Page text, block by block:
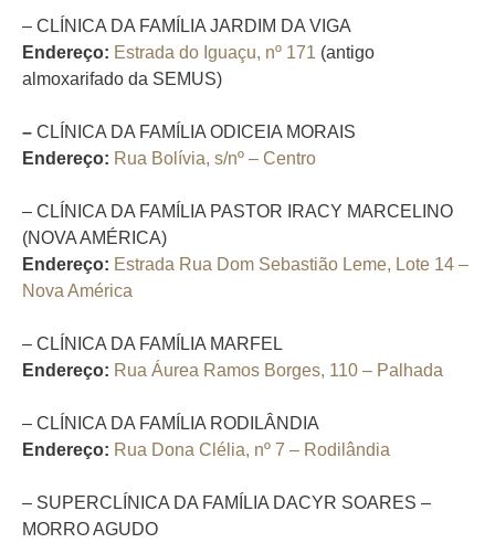
– CLÍNICA DA FAMÍLIA JARDIM DA VIGA
Endereço: Estrada do Iguaçu, nº 171 (antigo
almoxarifado da SEMUS)
– CLÍNICA DA FAMÍLIA ODICEIA MORAIS
Endereço: Rua Bolívia, s/nº – Centro
– CLÍNICA DA FAMÍLIA PASTOR IRACY MARCELINO
(NOVA AMÉRICA)
Endereço: Estrada Rua Dom Sebastião Leme, Lote 14 –
Nova América
– CLÍNICA DA FAMÍLIA MARFEL
Endereço: Rua Áurea Ramos Borges, 110 – Palhada
– CLÍNICA DA FAMÍLIA RODILÂNDIA
Endereço: Rua Dona Clélia, nº 7 – Rodilândia
– SUPERCLÍNICA DA FAMÍLIA DACYR SOARES –
MORRO AGUDO